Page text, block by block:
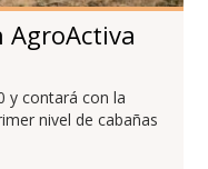
AgroActiva
y contará con la
nivel de cabañas